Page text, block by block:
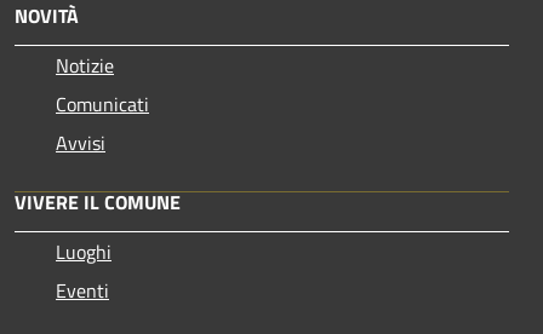
NOVITÀ
Notizie
Comunicati
Avvisi
VIVERE IL COMUNE
Luoghi
Eventi